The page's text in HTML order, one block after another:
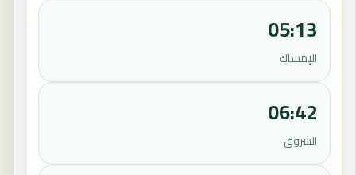
05:13
الإمساك
06:42
الشروق